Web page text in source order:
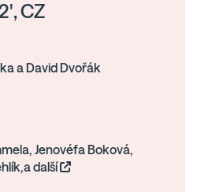
CZ
a David Dvořák
Jenovéfa Boková,
další